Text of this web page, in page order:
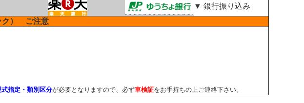
▼ 銀行振り込み
ク） ご注意
指定・類別区分が必要となりますので、必ず車検証をお手持ちの上ご連絡下さい。